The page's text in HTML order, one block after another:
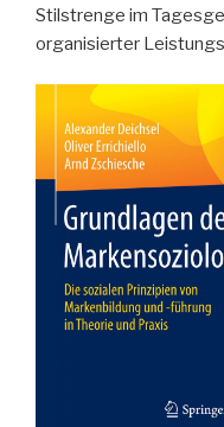
Stilstrenge im
organisierter